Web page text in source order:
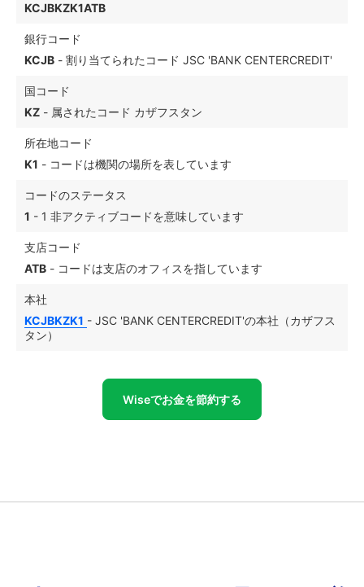
KCJBKZK1ATB
銀行コード
KCJB - 割り当てられたコード JSC 'BANK CENTERCREDIT'
国コード
KZ - 属されたコード カザフスタン
所在地コード
K1 - コードは機関の場所を表しています
コードのステータス
1 - 1 非アクティブコードを意味しています
支店コード
ATB - コードは支店のオフィスを指しています
本社
KCJBKZK1 - JSC 'BANK CENTERCREDIT'の本社（カザフス
タン）
Wiseでお金を節約する